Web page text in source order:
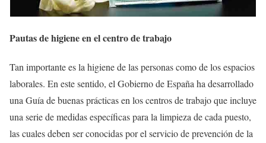
Pautas de higiene en el centro de trabajo
Tan importante es la higiene de las personas como de los espacios
laborales. En este sentido, el Gobierno de España ha desarrollado
una Guía de buenas prácticas en los centros de trabajo que incluye
una serie de medidas específicas para la limpieza de cada puesto,
las cuales deben ser conocidas por el servicio de prevención de la